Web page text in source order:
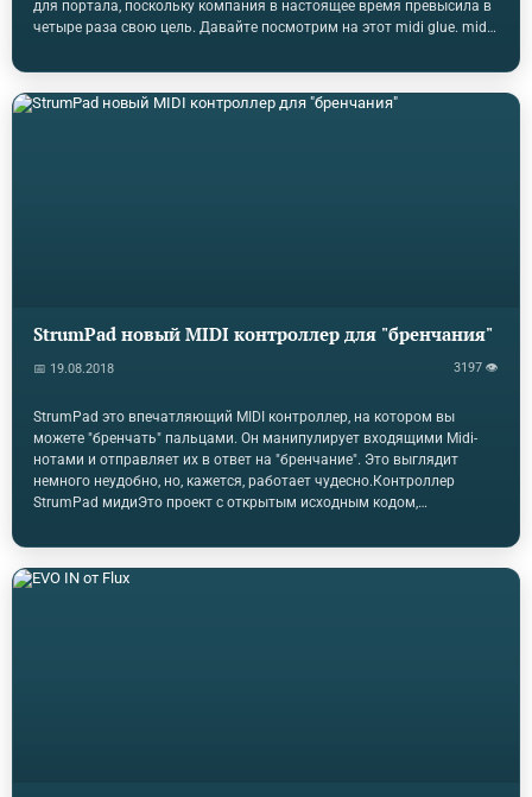
для портала, поскольку компания в настоящее время превысила в
четыре раза свою цель. Давайте посмотрим на этот midi glue. midi
секвенсор и блок MIDI эффектов. Он предназначен для
преобразования сигнала, синхронизации и наложении MIDI-
эффектов между устройствами. Он имеет соединения для MIDI, USB-
StrumPad новый MIDI контроллер для "бренчания"
📅 19.08.2018 3197 👁
StrumPad это впечатляющий MIDI контроллер, на котором вы
можете "бренчать" пальцами. Он манипулирует входящими Midi-
нотами и отправляет их в ответ на "бренчание". Это выглядит
немного неудобно, но, кажется, работает чудесно.Контроллер
StrumPad мидиЭто проект с открытым исходным кодом,
сенсорных датчиков, таких как струны на гитаре, которые
реагируют на ваше "бренчание". Каждый из них чувствителен к
давлению и чувствует удар и уровень скорости. Устройство